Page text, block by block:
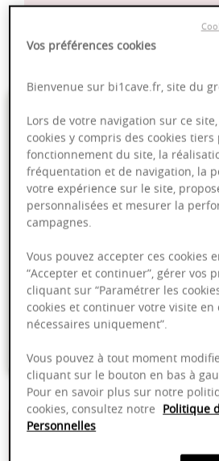
Fruité
32,00
75cl - soit
Livraison offerte dans nos points de vente
Emballage anti-casse
13,50%
Vos préférences cookies
Bienvenue sur bi1cave.fr, site du
Lors de votre navigation sur ce
cookies y compris des cookies tiers
fonctionnement du site, la
fréquentation et de navigation, la
votre expérience sur le site,
personnalisées et mesurer la
campagnes.
Vous pouvez accepter ces cookies
“Accepter et continuer”, gérer vos
cliquant sur “Paramétrer les
cookies et continuer votre visite en
nécessaires uniquement”.
Vous pouvez à tout moment
cliquant sur le bouton en bas à
Pour en savoir plus sur notre
cookies, consultez notre Politique
Personnelles